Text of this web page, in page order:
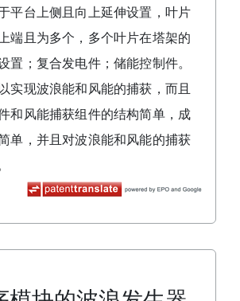
平台上侧且向上延伸设置，叶片
端且为多个，多个叶片在塔架的
置；复合发电件；储能控制件。
实现波浪能和风能的捕获，而且
和风能捕获组件的结构简单，成
单，并且对波浪能和风能的捕获